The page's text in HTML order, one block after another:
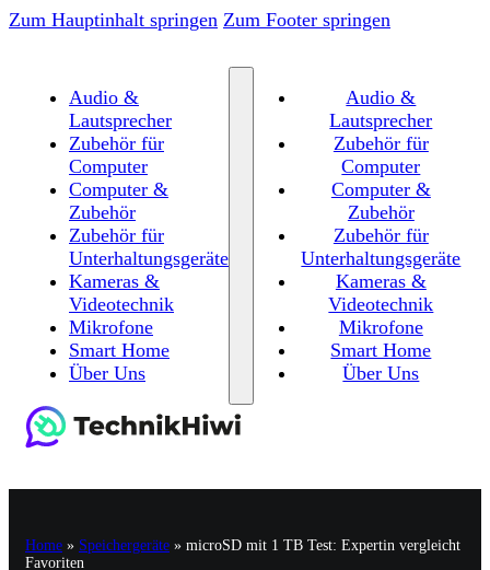
Zum Hauptinhalt springen Zum Footer springen
Audio &
Lautsprecher
Zubehör für
Computer
Computer &
Zubehör
Zubehör für
Unterhaltungsgeräte
Kameras &
Videotechnik
Mikrofone
Smart Home
Über Uns
Audio &
Lautsprecher
Zubehör für
Computer
Computer &
Zubehör
Zubehör für
Unterhaltungsgeräte
Kameras &
Videotechnik
Mikrofone
Smart Home
Über Uns
Home » Speichergeräte » microSD mit 1 TB Test: Expertin vergleicht
Favoriten